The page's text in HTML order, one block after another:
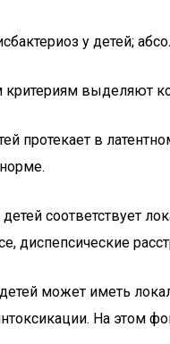
у детей;
критериям выделяют
протекает в
соответствует
диспепсические
может иметь
На